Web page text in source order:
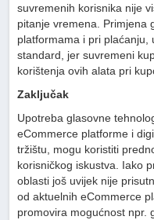
suvremenih korisnika nije
pitanje vremena. Primjena
platformama i pri
standard, jer suvremeni
korištenja ovih alata pri
Zaključak
Upotreba glasovne
eCommerce platforme i
tržištu, mogu koristiti
korisničkog iskustva. Iako
oblasti još uvijek nije
od aktuelnih eCommerce
promovira mogućnost npr.